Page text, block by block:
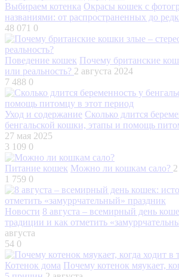
Выбираем котенка Окрасы кошек с
названиями: от распространенных до
48 071 0
Поведение кошек Почему британские
или реальность? 2 августа 2024
7 488 0
Уход и содержание Сколько длится
бенгальской кошки, этапы и помощь
27 мая 2025
3 109 0
Питание кошек Можно ли кошкам сало?
1 759 0
Новости 8 августа – всемирный день
традиции и как отметить
августа
54 0
Котенок дома Почему котенок мяукает,